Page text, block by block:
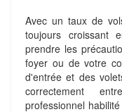
Avec un taux de
toujours croissant
prendre les
foyer ou de votre
d'entrée et des
correctement
professionnel